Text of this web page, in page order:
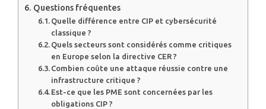
Questions fréquentes
Quelle différence entre CIP et cybersécurité
classique ?
Quels secteurs sont considérés comme critiques
en Europe selon la directive CER ?
Combien coûte une attaque réussie contre une
infrastructure critique ?
Est-ce que les PME sont concernées par les
obligations CIP ?